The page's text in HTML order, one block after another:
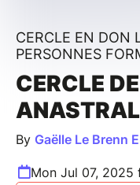
CERCLE EN DON
PERSONNES
CERCLE
ANASTRAL
By Gaëlle Le Brenn
Mon Jul 07, 2025